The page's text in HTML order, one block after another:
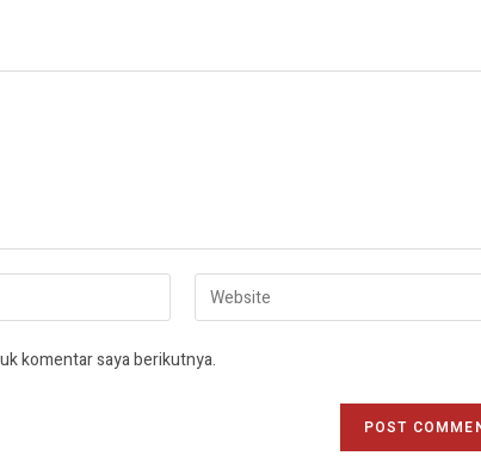
komentar saya berikutnya.